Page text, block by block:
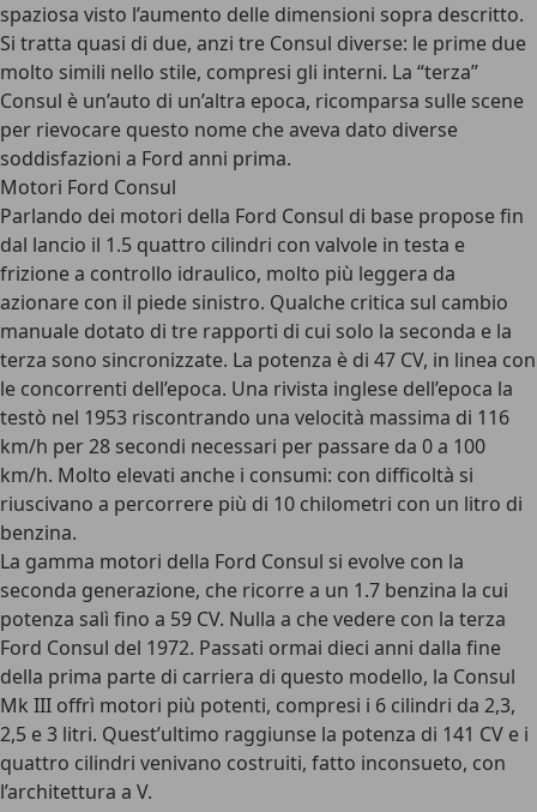
spaziosa visto l’aumento delle dimensioni sopra descritto.
Si tratta quasi di due, anzi tre Consul diverse: le prime due
molto simili nello stile, compresi gli interni. La “terza”
Consul è un’auto di un’altra epoca, ricomparsa sulle scene
per rievocare questo nome che aveva dato diverse
soddisfazioni a Ford anni prima.
Motori Ford Consul
Parlando dei motori della Ford Consul di base propose fin
dal lancio il 1.5 quattro cilindri con valvole in testa e
frizione a controllo idraulico, molto più leggera da
azionare con il piede sinistro. Qualche critica sul cambio
manuale dotato di tre rapporti di cui solo la seconda e la
terza sono sincronizzate. La potenza è di 47 CV, in linea con
le concorrenti dell’epoca. Una rivista inglese dell’epoca la
testò nel 1953 riscontrando una velocità massima di 116
km/h per 28 secondi necessari per passare da 0 a 100
km/h. Molto elevati anche i consumi: con difficoltà si
riuscivano a percorrere più di 10 chilometri con un litro di
benzina.
La gamma motori della Ford Consul si evolve con la
seconda generazione, che ricorre a un 1.7 benzina la cui
potenza salì fino a 59 CV. Nulla a che vedere con la terza
Ford Consul del 1972. Passati ormai dieci anni dalla fine
della prima parte di carriera di questo modello, la Consul
Mk III offrì motori più potenti, compresi i 6 cilindri da 2,3,
2,5 e 3 litri. Quest’ultimo raggiunse la potenza di 141 CV e i
quattro cilindri venivano costruiti, fatto inconsueto, con
l’architettura a V.